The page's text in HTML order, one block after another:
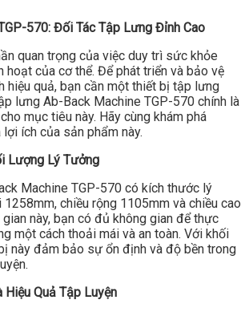
570: Đối Tác Tập Lưng Đỉnh Cao
quan trọng của việc duy trì sức khỏe
hoạt của cơ thể. Để phát triển và bảo vệ
hiệu quả, bạn cần một thiết bị tập lưng
lưng Ab-Back Machine TGP-570 chính là
mục tiêu này. Hãy cùng khám phá
ích của sản phẩm này.
Lượng Lý Tưởng
Machine TGP-570 có kích thước lý
chiều rộng 1105mm và chiều cao
này, bạn có đủ không gian để thực
một cách thoải mái và an toàn. Với khối
này đảm bảo sự ổn định và độ bền trong
Hiệu Quả Tập Luyện